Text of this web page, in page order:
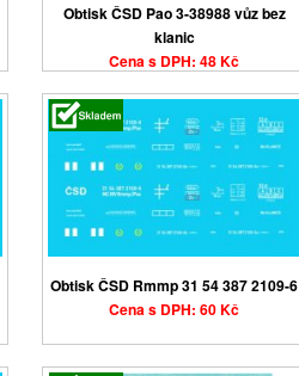
Obtisk ČSD Pao 3-38988 vůz bez
klanic
Cena s DPH: 48 Kč
Obtisk ČSD Rmmp 31 54 387 2109-6
Cena s DPH: 60 Kč